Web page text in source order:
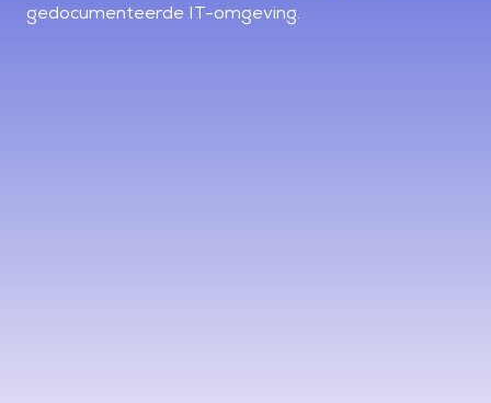
gedocumenteerde IT-omgeving.